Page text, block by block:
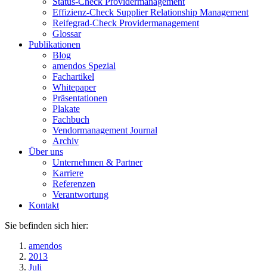
Effizienz-Check Supplier Relationship Management
Reifegrad-Check Providermanagement
Glossar
Publikationen
Blog
amendos Spezial
Fachartikel
Whitepaper
Präsentationen
Plakate
Fachbuch
Vendormanagement Journal
Archiv
Über uns
Unternehmen & Partner
Karriere
Referenzen
Verantwortung
Kontakt
Sie befinden sich hier:
amendos
2013
Juli